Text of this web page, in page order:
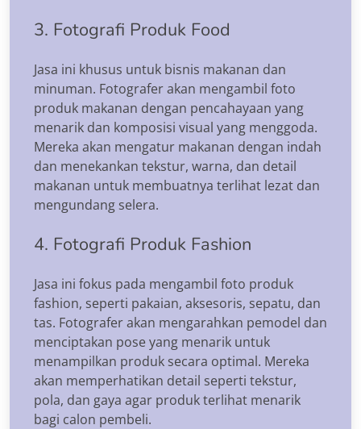
3. Fotografi Produk Food
Jasa ini khusus untuk bisnis makanan dan
minuman. Fotografer akan mengambil foto
produk makanan dengan pencahayaan yang
menarik dan komposisi visual yang menggoda.
Mereka akan mengatur makanan dengan indah
dan menekankan tekstur, warna, dan detail
makanan untuk membuatnya terlihat lezat dan
mengundang selera.
4. Fotografi Produk Fashion
Jasa ini fokus pada mengambil foto produk
fashion, seperti pakaian, aksesoris, sepatu, dan
tas. Fotografer akan mengarahkan pemodel dan
menciptakan pose yang menarik untuk
menampilkan produk secara optimal. Mereka
akan memperhatikan detail seperti tekstur,
pola, dan gaya agar produk terlihat menarik
bagi calon pembeli.